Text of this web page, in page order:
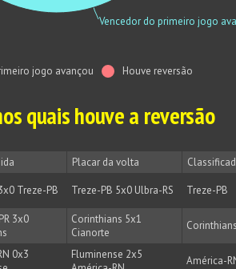
Vencedor do primeiro jogo
jogo avançou Houve reversão
quais houve a reversão
Placar da volta
Treze-PB Treze-PB 5x0 Ulbra-RS Treze-PB
3x0
Corinthians 5x1
Cianorte
Corinthians
0x3
Fluminense 2x5
América-